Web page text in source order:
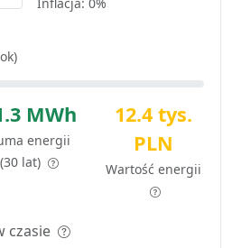
MWh
energii
(30 lat)
12.4 tys.
PLN
Wartość energii
czasie